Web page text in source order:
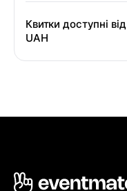
Квитки доступні від
UAH